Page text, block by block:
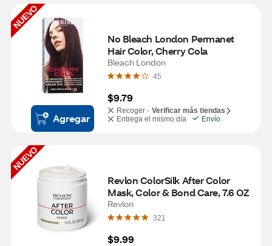
NUEVO
Agregar
No Bleach London Permanet
Hair Color, Cherry Cola
Bleach London
45
$9.79
Recoger - Verificar más tiendas
Entrega el mismo día
Envío
NUEVO
Revlon ColorSilk After Color
Mask, Color & Bond Care, 7.6 OZ
Revlon
321
$9.99